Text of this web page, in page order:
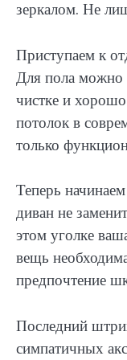
зеркалом. Не
Приступаем к
Для пола можно
чистке и
потолок в
только
Теперь
диван не
этом уголке
вещь
предпочтение
Последний
симпатичных